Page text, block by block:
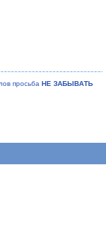
просьба НЕ ЗАБЫВАТЬ